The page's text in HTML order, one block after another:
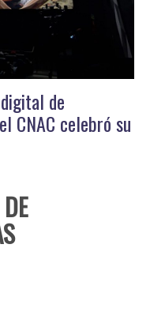
de
CNAC celebró su